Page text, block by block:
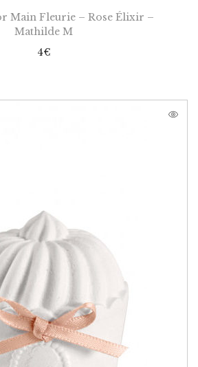
Main Fleurie – Rose Élixir –
Mathilde M
4€